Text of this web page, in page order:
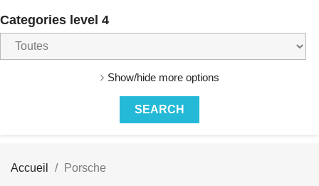
Categories level 4
Show/hide more options
Accueil Porsche